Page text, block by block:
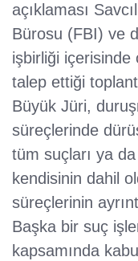
açıklaması
Bürosu (FBI) ve
işbirliği içerisinde
talep ettiği
Büyük Jüri,
süreçlerinde
tüm suçları ya
kendisinin dahil
süreçlerinin
Başka bir suç
kapsamında